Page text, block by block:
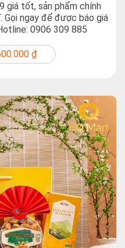
giá tốt, sản phẩm chính
Gọi ngay để được báo giá
0906 309 885
₫